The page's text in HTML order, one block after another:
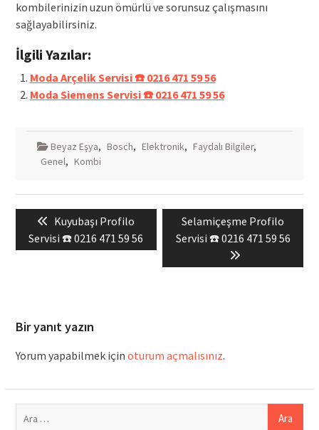
kombilerinizin uzun ömürlü ve sorunsuz çalışmasını
sağlayabilirsiniz.
İlgili Yazılar:
Moda Arçelik Servisi ☎️ 0216 471 59 56
Moda Siemens Servisi ☎️ 0216 471 59 56
Beyaz Eşya, Bosch, Elektronik, Faydalı Bilgiler,
Genel, Kombi
gezinmesi
Previous
post:
Kuyubaşı Profilo
Servisi ☎️ 0216 471 59 56
Next
post:
Selamiçeşme Profilo
Servisi ☎️ 0216 471 59 56
Bir yanıt yazın
Yorum yapabilmek için oturum açmalısınız.